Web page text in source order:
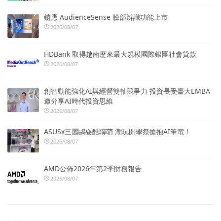
鎧應 AudienceSense 臉部辨識功能上市
2026/08/07
HDBank 取得越南歷來最大規模國際銀團社會貸款
2026/08/07
創智動能強化AI與經營雙軸競爭力 投資長受臺大EMBA
邀分享AI時代投資思維
2026/08/07
ASUSx三麗鷗耍酷聯萌 潮玩開學祭搶抱AI筆電！
2026/08/07
AMD公佈2026年第2季財務報告
2026/08/07